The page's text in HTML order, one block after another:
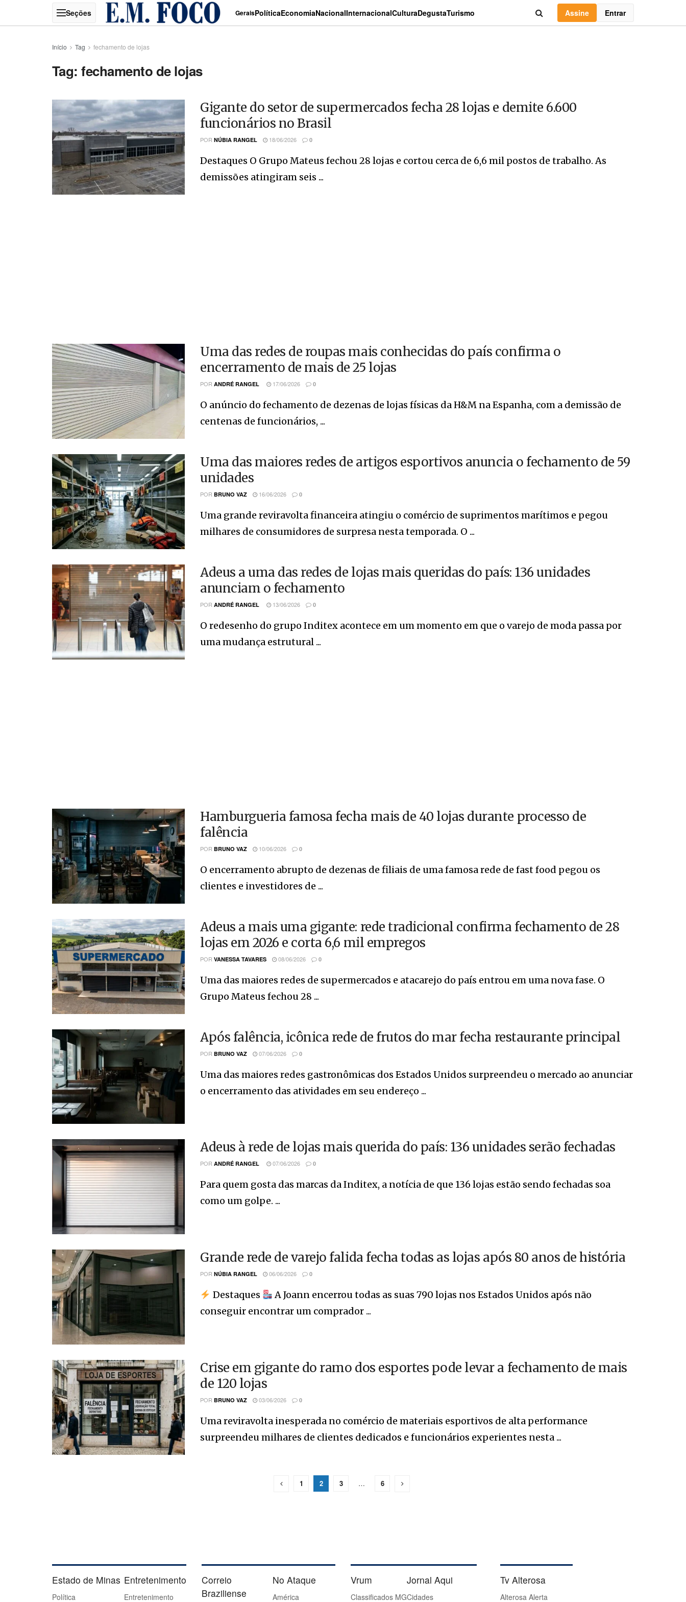
GeraisPolíticaEconomiaNacionalInternacionalCulturaDegustaTurismo Assine Entrar
Início Tag fechamento de lojas
Tag:fechamento de lojas
Gigante do setor de supermercados fecha 28 lojas e demite 6.600
funcionários no Brasil
POR NÚBIA RANGEL 18/06/2026 0
Destaques O Grupo Mateus fechou 28 lojas e cortou cerca de 6,6 mil postos de trabalho. As
demissões atingiram seis ...
Uma das redes de roupas mais conhecidas do país confirma o
encerramento de mais de 25 lojas
POR ANDRÉ RANGEL 17/06/2026 0
O anúncio do fechamento de dezenas de lojas físicas da H&M na Espanha, com a demissão de
centenas de funcionários, ...
Uma das maiores redes de artigos esportivos anuncia o fechamento de 59
unidades
POR BRUNO VAZ 16/06/2026 0
Uma grande reviravolta financeira atingiu o comércio de suprimentos marítimos e pegou
milhares de consumidores de surpresa nesta temporada. O ...
Adeus a uma das redes de lojas mais queridas do país: 136 unidades
anunciam o fechamento
POR ANDRÉ RANGEL 13/06/2026 0
O redesenho do grupo Inditex acontece em um momento em que o varejo de moda passa por
uma mudança estrutural ...
Hamburgueria famosa fecha mais de 40 lojas durante processo de
falência
POR BRUNO VAZ 10/06/2026 0
O encerramento abrupto de dezenas de filiais de uma famosa rede de fast food pegou os
clientes e investidores de ...
Adeus a mais uma gigante: rede tradicional confirma fechamento de 28
lojas em 2026 e corta 6,6 mil empregos
POR VANESSA TAVARES 08/06/2026 0
Uma das maiores redes de supermercados e atacarejo do país entrou em uma nova fase. O
Grupo Mateus fechou 28 ...
Após falência, icônica rede de frutos do mar fecha restaurante principal
POR BRUNO VAZ 07/06/2026 0
Uma das maiores redes gastronômicas dos Estados Unidos surpreendeu o mercado ao anunciar
o encerramento das atividades em seu endereço ...
Adeus à rede de lojas mais querida do país: 136 unidades serão fechadas
POR ANDRÉ RANGEL 07/06/2026 0
Para quem gosta das marcas da Inditex, a notícia de que 136 lojas estão sendo fechadas soa
como um golpe. ...
Grande rede de varejo falida fecha todas as lojas após 80 anos de história
POR NÚBIA RANGEL 06/06/2026 0
Destaques
A Joann encerrou todas as suas 790 lojas nos Estados Unidos após não
conseguir encontrar um comprador ...
Crise em gigante do ramo dos esportes pode levar a fechamento de mais
de 120 lojas
POR BRUNO VAZ 03/06/2026 0
Uma reviravolta inesperada no comércio de materiais esportivos de alta performance
surpreendeu milhares de clientes dedicados e funcionários experientes nesta ...
1 2 3 … 6
Estado de Minas
Política
Entretenimento
Entretenimento
Correio
Braziliense
No Ataque
América
Vrum
Classificados MG
Jornal Aqui
Cidades
Tv Alterosa
Alterosa Alerta